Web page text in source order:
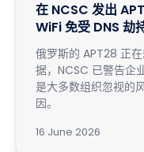
在 NCSC 发出
WiFi 免受 DNS 劫
俄罗斯的 APT28 正
据，NCSC 已警告企
是大多数组织忽视的
因。
16 June 2026